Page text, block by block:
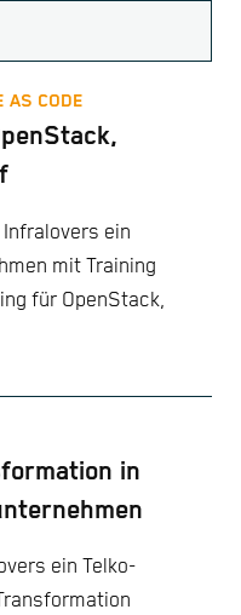
AS CODE
ein
mit Training
für OpenStack,
in
ein Telko-